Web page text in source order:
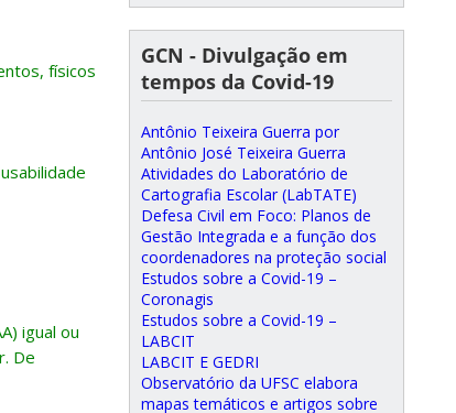
físicos
igual ou
De
GCN - Divulgação em
tempos da Covid-19
Antônio Teixeira Guerra por
Antônio José Teixeira Guerra
Atividades do Laboratório de
Cartografia Escolar (LabTATE)
Defesa Civil em Foco: Planos de
Gestão Integrada e a função dos
coordenadores na proteção social
Estudos sobre a Covid-19 –
Coronagis
Estudos sobre a Covid-19 –
LABCIT
LABCIT E GEDRI
Observatório da UFSC elabora
mapas temáticos e artigos sobre